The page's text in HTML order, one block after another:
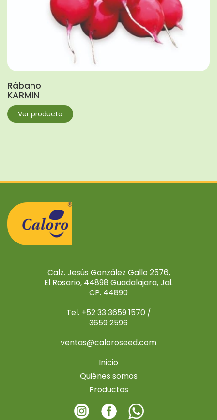
Rábano
KARMIN
Ver producto
Calz. Jesús González Gallo 2576,
El Rosario, 44898 Guadalajara, Jal.
CP. 44890
Tel. +52 33 3659 1570 /
3659 2596
ventas@caloroseed.com
Inicio
Quiénes somos
Productos